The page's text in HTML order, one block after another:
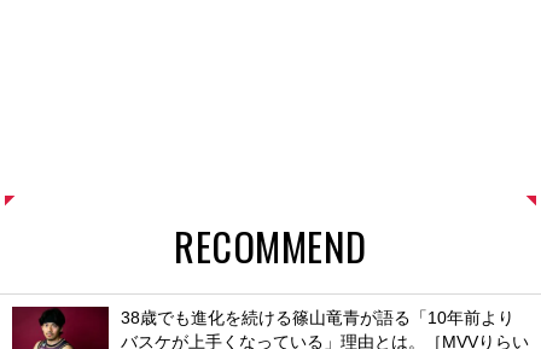
RECOMMEND
38歳でも進化を続ける篠山竜青が語る「10年前より
バスケが上手くなっている」理由とは。［MVVりらい